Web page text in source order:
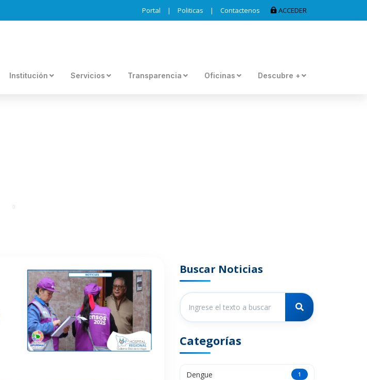
ACCEDER
Portal | Politicas | Contactenos
Institución Servicios Transparencia Oficinas Descubre +
Buscar Noticias
Categorías
Dengue 1